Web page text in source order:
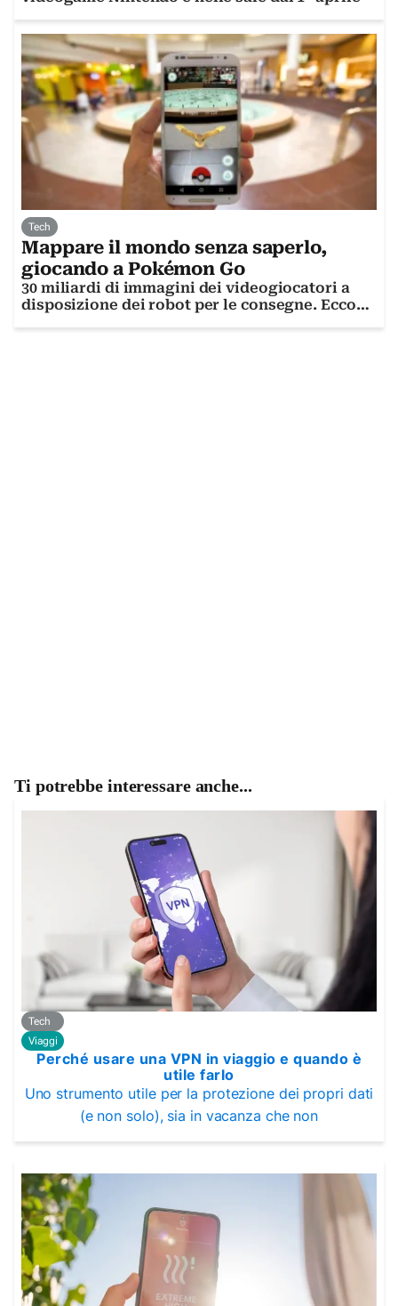
Tech
Mappare il mondo senza saperlo,
giocando a Pokémon Go
30 miliardi di immagini dei videogiocatori a
disposizione dei robot per le consegne. Ecco
Ti potrebbe interessare anche...
Tech
Viaggi
Perché usare una VPN in viaggio e quando è
utile farlo
Uno strumento utile per la protezione dei propri dati
(e non solo), sia in vacanza che non